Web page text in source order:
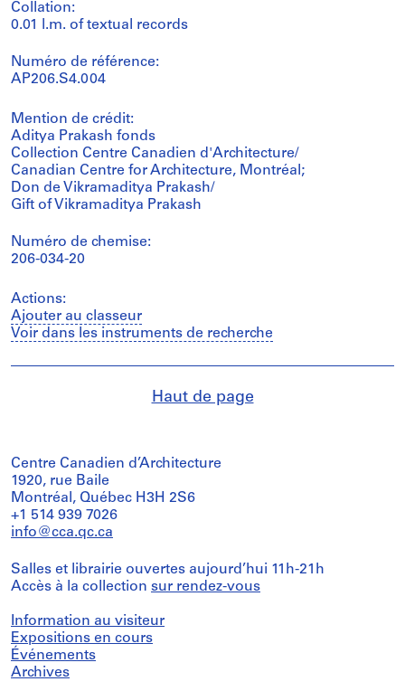
Collation:
0.01 l.m. of textual records
Numéro de référence:
AP206.S4.004
Mention de crédit:
Aditya Prakash fonds
Collection Centre Canadien d'Architecture/
Canadian Centre for Architecture, Montréal;
Don de Vikramaditya Prakash/
Gift of Vikramaditya Prakash
Numéro de chemise:
206-034-20
Actions:
Ajouter au classeur
Voir dans les instruments de recherche
Haut de page
Centre Canadien d’Architecture
1920, rue Baile
Montréal, Québec H3H 2S6
+1 514 939 7026
info@cca.qc.ca
Salles et librairie ouvertes aujourd’hui 11h-21h
Accès à la collection sur rendez-vous
Information au visiteur
Expositions en cours
Événements
Archives